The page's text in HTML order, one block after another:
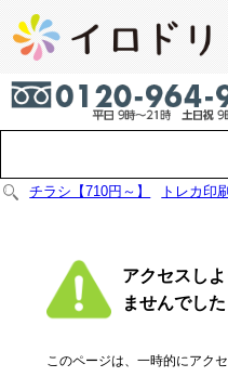
チラシ【710円～】 トレカ印刷
アクセスし
ませんでした
このページは、一時的にアク